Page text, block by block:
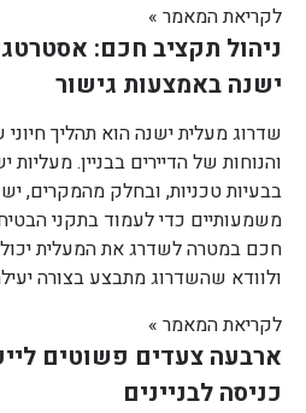
לקריאת המאמר »
ניהול תקציב חכם:
ישנה באמצעות גישור
שדרוג מעלית ישנה הוא תהליך
והנוחות של הדיירים בבניין. מעליות
בבעיות טכניות, ובחלק מהמקרים,
משמעותיים כדי לעמוד בתקני
חכם במטרה לשדרג את המעלית יכול
ולוודא שהשדרוג מתבצע בצורה
לקריאת המאמר »
ארבעה צעדים פשוטים
כניסה לבניינים